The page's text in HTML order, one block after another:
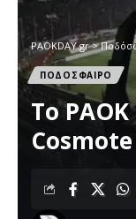
PAOKDAY.gr>
ΠΟΔΟΣΦΑΙΡΟ
Το
Cosmote